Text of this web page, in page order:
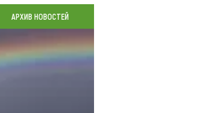
Коллекция впечатлений
Блог путешественника
Видеогалерея
АРХИВ НОВОСТЕЙ